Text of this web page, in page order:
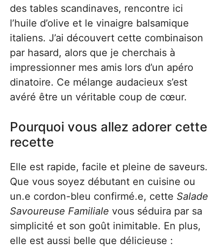
des tables scandinaves, rencontre ici
l’huile d’olive et le vinaigre balsamique
italiens. J’ai découvert cette combinaison
par hasard, alors que je cherchais à
impressionner mes amis lors d’un apéro
dinatoire. Ce mélange audacieux s’est
avéré être un véritable coup de cœur.
Pourquoi vous allez adorer cette
recette
Elle est rapide, facile et pleine de saveurs.
Que vous soyez débutant en cuisine ou
un.e cordon-bleu confirmé.e, cette Salade
Savoureuse Familiale vous séduira par sa
simplicité et son goût inimitable. En plus,
elle est aussi belle que délicieuse :